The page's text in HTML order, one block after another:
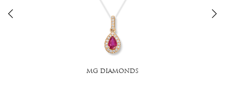
MG DIAMONDS